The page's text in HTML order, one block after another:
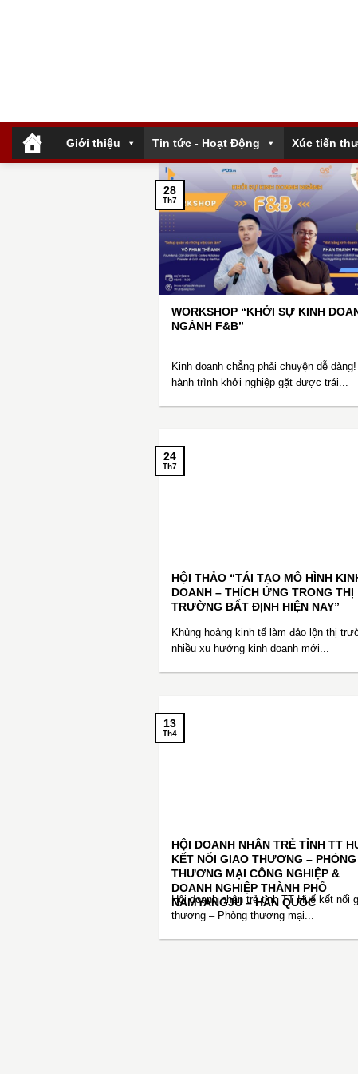
Giới thiệu Tin tức - Hoạt Động Xúc tiến
WORKSHOP “KHỞI SỰ KINH
NGÀNH F&B”
Kinh doanh chẳng phải chuyện dễ
hành trình khởi nghiệp gặt được trái...
28
Th7
HỘI THẢO “TÁI TẠO MÔ HÌNH
DOANH – THÍCH ỨNG TRONG THỊ
TRƯỜNG BẤT ĐỊNH HIỆN NAY”
Khủng hoảng kinh tế làm đảo lộn thị
nhiều xu hướng kinh doanh mới...
24
Th7
HỘI DOANH NHÂN TRẺ TỈNH TT
KẾT NỐI GIAO THƯƠNG – PHÒNG
THƯƠNG MẠI CÔNG NGHIỆP &
DOANH NGHIỆP THÀNH PHỐ
NAMYANGJU – HÀN QUỐC
Hội doanh nhân trẻ tỉnh TT Huế kết nối
thương – Phòng thương mại...
13
Th4